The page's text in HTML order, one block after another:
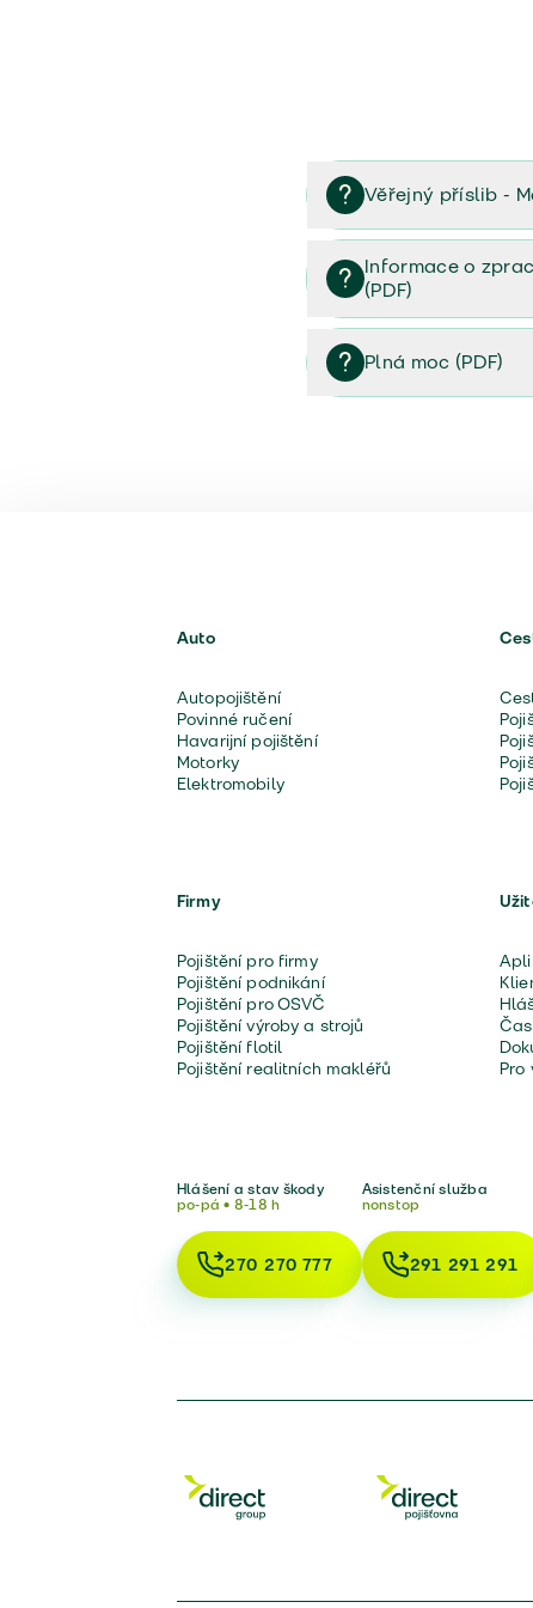
Věřejný příslib -
Věřejný příslib majetek
Informace o
(PDF)
Informace o zpracování
Plná moc (PDF)
Auto
Autopojištění
Povinné ručení
Havarijní pojištění
Motorky
Elektromobily
Firmy
Pojištění pro firmy
Pojištění podnikání
Pojištění pro OSVČ
Pojištění výroby a strojů
Pojištění flotil
Pojištění realitních makléřů
Pro
Hlášení a stav škody
po-pá • 8-18 h
270 270 777
Asistenční služba
nonstop
291 291 291